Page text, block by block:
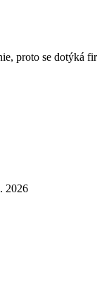
proto se
2026